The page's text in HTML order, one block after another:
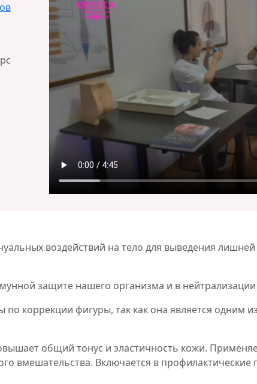
воздействий на тело для выведения
защите нашего организма и в
коррекции фигуры, так как она является одним
общий тонус и эластичность кожи.
вмешательства. Включается в